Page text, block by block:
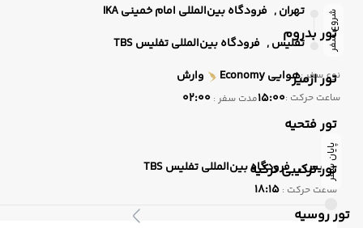
تور بدروم
تور ازمیر
تور فتحیه
تور ترکیبی ترکیه
تور روسیه
شروع سفر تهران , فرودگاه بین‌المللی امام خمینی IKA
تفلیس , فرودگاه بین‌المللی تفلیس TBS
نوع سفر :هوایی وارش
ساعت حرکت :15:00مدت سفر : 02:00
پایان سفر
تفلیس , فرودگاه بین‌المللی تفلیس TBS
ساعت حرکت : 18:15